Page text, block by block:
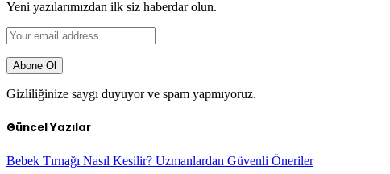
Yeni yazılarımızdan ilk siz haberdar olun.
Gizliliğinize saygı duyuyor ve spam yapmıyoruz.
Güncel Yazılar
Bebek Tırnağı Nasıl Kesilir? Uzmanlardan Güvenli Öneriler